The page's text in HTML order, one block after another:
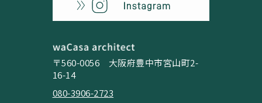
〒560-0056 大阪府豊中市宮山町2-
16-14
080-3906-2723